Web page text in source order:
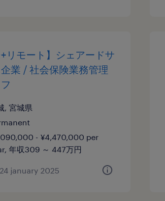
+リモート】シェアードサ
業 / 社会保険業務管理
, 宮城県
- ¥4,470,000 per
年収309 ～ 447万円
january 2025